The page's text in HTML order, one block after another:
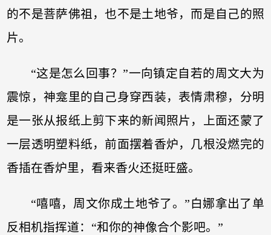
的不是菩萨佛祖，也不是土地爷，而是自己的照
片。
“这是怎么回事？”一向镇定自若的周文大为
震惊，神龛里的自己身穿西装，表情肃穆，分明
是一张从报纸上剪下来的新闻照片，上面还蒙了
一层透明塑料纸，前面摆着香炉，几根没燃完的
香插在香炉里，看来香火还挺旺盛。
“嘻嘻，周文你成土地爷了。”白娜拿出了单
反相机指挥道：“和你的神像合个影吧。”